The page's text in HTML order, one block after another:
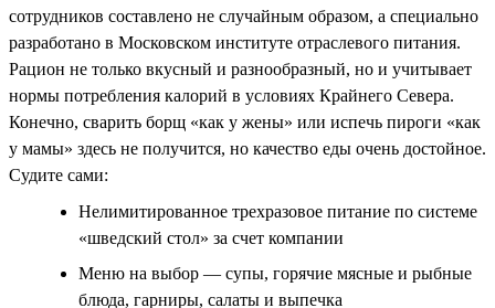
сотрудников составлено не случайным образом, а специально
разработано в Московском институте отраслевого питания.
Рацион не только вкусный и разнообразный, но и учитывает
нормы потребления калорий в условиях Крайнего Севера.
Конечно, сварить борщ «как у жены» или испечь пироги «как
у мамы» здесь не получится, но качество еды очень достойное.
Судите сами:
Нелимитированное трехразовое питание по системе
«шведский стол» за счет компании
Меню на выбор — супы, горячие мясные и рыбные
блюда, гарниры, салаты и выпечка